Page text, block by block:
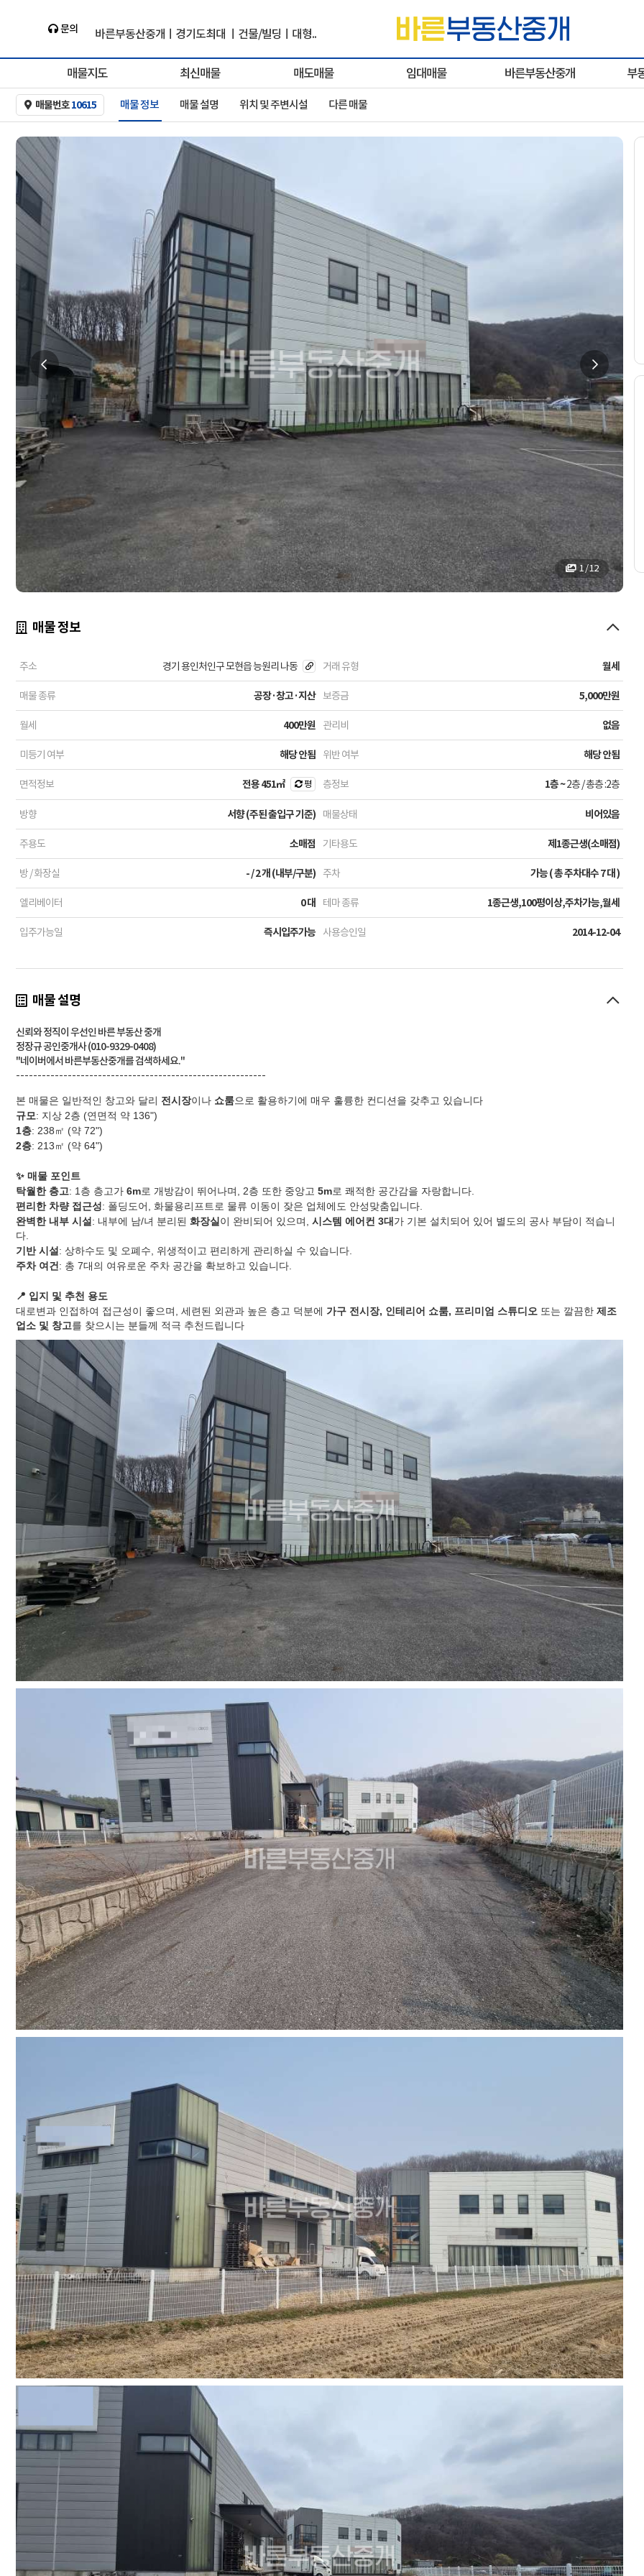
문의
the-baleun.com
매물지도 최신매물 매도매물 임대매물 바른부동산중개 부
매물번호10615 매물 정보 매물 설명 위치 및 주변시설 다른 매물
1 / 12
매물 정보
주소 경기 용인처인구 모현읍 능원리 나동 거래 유형 월세
매물 종류 공장·창고·지산 보증금 5,000만원
월세 400만원 관리비 없음
미등기 여부 해당 안됨 위반 여부 해당 안됨
면적정보 전용451㎡ 평 층정보 1층 ~2층/총층 :2층
방향 서향 (주된 출입구 기준) 매물상태 비어있음
주용도 소매점 기타용도 제1종근생(소매점)
방 / 화장실 - / 2 개 (내부/구분) 주차 가능 ( 총 주차대수 7 대 )
엘리베이터 0 대 테마 종류 1종근생,100평이상,주차가능,월세
입주가능일 즉시입주가능 사용승인일 2014-12-04
매물 설명
신뢰와 정직이 우선인 바른 부동산 중개
정장규 공인중개사 (010-9329-0408)
"네이버에서 바른부동산중개를 검색하세요."
----------------------------------------------------------
본 매물은 일반적인 창고와 달리 전시장이나 쇼룸으로 활용하기에 매우 훌륭한 컨디션을 갖추고 있습니다
규모: 지상 2층 (연면적 약 136")
1층: 238㎡ (약 72")
2층: 213㎡ (약 64")
✨ 매물 포인트
탁월한 층고: 1층 층고가 6m로 개방감이 뛰어나며, 2층 또한 중앙고 5m로 쾌적한 공간감을 자랑합니다.
편리한 차량 접근성: 폴딩도어, 화물용리프트로 물류 이동이 잦은 업체에도 안성맞춤입니다.
완벽한 내부 시설 : 내부에 남/녀 분리된 화장실 이 완비되어 있으며, 시스템 에어컨 3대 가 기본 설치되어 있어 별도의 공사 부담이 적습니
다.
기반 시설 : 상하수도 및 오폐수, 위생적이고 편리하게 관리하실 수 있습니다.
주차 여건 : 총 7대의 여유로운 주차 공간을 확보하고 있습니다.
📍 입지 및 추천 용도
대로변과 인접하여 접근성이 좋으며, 세련된 외관과 높은 층고 덕분에 가구 전시장, 인테리어 쇼룸, 프리미엄 스튜디오 또는 깔끔한 제조
업소 및 창고를 찾으시는 분들께 적극 추천드립니다